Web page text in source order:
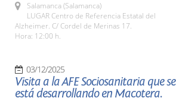
Salamanca (Salamanca)
LUGAR Centro de Referencia Estatal del
Alzheimer. C/ Cordel de Merinas 17.
Hora: 12:00 h.
03/12/2025
Visita a la AFE Sociosanitaria que se
está desarrollando en Macotera.